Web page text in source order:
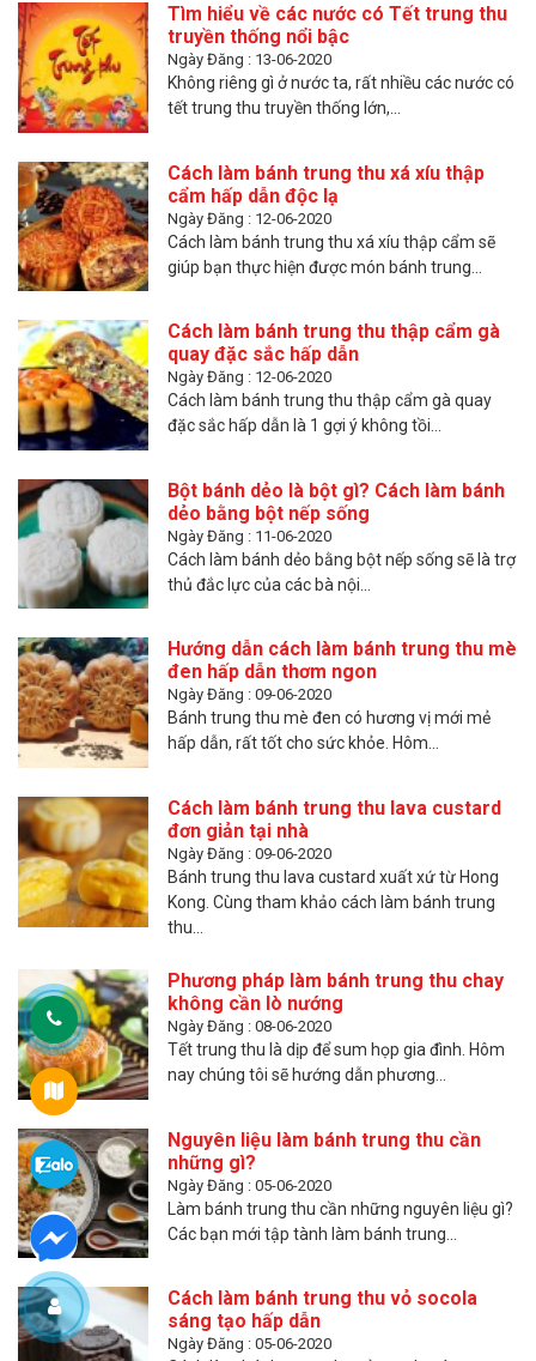
Tìm hiểu về các nước có Tết trung thu
truyền thống nổi bậc
Ngày Đăng : 13-06-2020
Không riêng gì ở nước ta, rất nhiều các nước có
tết trung thu truyền thống lớn,...
Cách làm bánh trung thu xá xíu thập
cẩm hấp dẫn độc lạ
Ngày Đăng : 12-06-2020
Cách làm bánh trung thu xá xíu thập cẩm sẽ
giúp bạn thực hiện được món bánh trung...
Cách làm bánh trung thu thập cẩm gà
quay đặc sắc hấp dẫn
Ngày Đăng : 12-06-2020
Cách làm bánh trung thu thập cẩm gà quay
đặc sắc hấp dẫn là 1 gợi ý không tồi...
Bột bánh dẻo là bột gì? Cách làm bánh
dẻo bằng bột nếp sống
Ngày Đăng : 11-06-2020
Cách làm bánh dẻo bằng bột nếp sống sẽ là trợ
thủ đắc lực của các bà nội...
Hướng dẫn cách làm bánh trung thu mè
đen hấp dẫn thơm ngon
Ngày Đăng : 09-06-2020
Bánh trung thu mè đen có hương vị mới mẻ
hấp dẫn, rất tốt cho sức khỏe. Hôm...
Cách làm bánh trung thu lava custard
đơn giản tại nhà
Ngày Đăng : 09-06-2020
Bánh trung thu lava custard xuất xứ từ Hong
Kong. Cùng tham khảo cách làm bánh trung
thu...
Phương pháp làm bánh trung thu chay
không cần lò nướng
Ngày Đăng : 08-06-2020
Tết trung thu là dịp để sum họp gia đình. Hôm
nay chúng tôi sẽ hướng dẫn phương...
Nguyên liệu làm bánh trung thu cần
những gì?
Ngày Đăng : 05-06-2020
Làm bánh trung thu cần những nguyên liệu gì?
Các bạn mới tập tành làm bánh trung...
Cách làm bánh trung thu vỏ socola
sáng tạo hấp dẫn
Ngày Đăng : 05-06-2020